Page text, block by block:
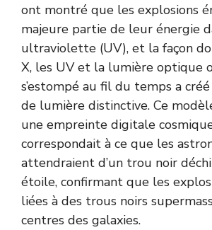
ont montré que les explosions
majeure partie de leur énergie
ultraviolette (UV), et la façon
X, les UV et la lumière optique
s’estompé au fil du temps a
de lumière distinctive. Ce
une empreinte digitale
correspondait à ce que les
attendraient d’un trou noir
étoile, confirmant que les
liées à des trous noirs
centres des galaxies.